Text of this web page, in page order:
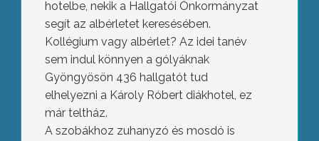
hotelbe, nekik a Hallgatói Önkormányzat
segít az albérletet keresésében.
Kollégium vagy albérlet? Az idei tanév
sem indul könnyen a gólyáknak
Gyöngyösön 436 hallgatót tud
elhelyezni a Károly Róbert diákhotel, ez
már teltház.
A szobákhoz zuhanyzó és mosdó is